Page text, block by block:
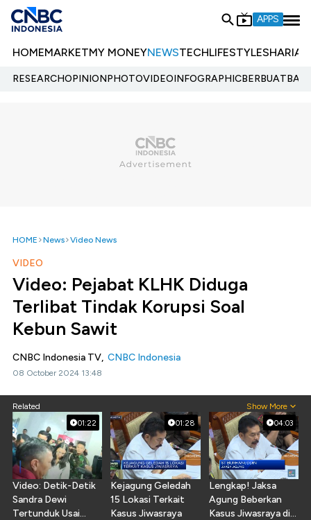
APPS
HOMEMARKETMY MONEYNEWSTECHLIFESTYLESHARIA
RESEARCHOPINIONPHOTOVIDEOINFOGRAPHIC
HOME News Video News
VIDEO
Video: Pejabat KLHK Diduga
Terlibat Tindak Korupsi Soal
Kebun Sawit
CNBC Indonesia TV, CNBC Indonesia
08 October 2024 13:48
Related Show More
01:22
Video: Detik-Detik
Sandra Dewi
Tertunduk Usai
01:28
Kejagung Geledah
15 Lokasi Terkait
Kasus Jiwasraya
04:03
Lengkap! Jaksa
Agung Beberkan
Kasus Jiwasraya di